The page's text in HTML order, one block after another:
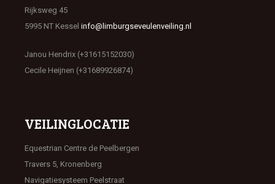
Rijksweg 45
5995 NT Kessel info@limburgseveulenveiling.nl
Janou Hendrix (+31615152030)
Cecile Heijnen (+31689926874)
VEILINGLOCATIE
Equestrian Centre de Peelbergen
Travers 5, Kronenberg
Navigatiesysteem Peelstraat